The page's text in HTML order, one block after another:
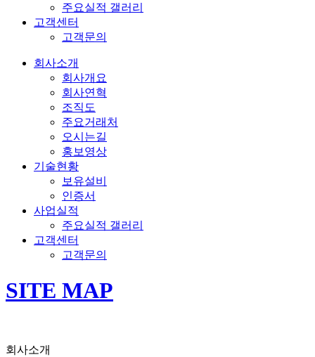
주요실적 갤러리
고객센터
고객문의
회사소개
회사개요
회사연혁
조직도
주요거래처
오시는길
홍보영상
기술현황
보유설비
인증서
사업실적
주요실적 갤러리
고객센터
고객문의
SITE MAP
회사소개